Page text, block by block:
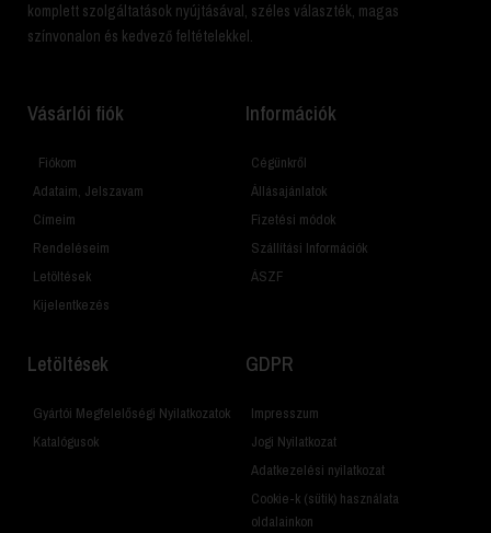
komplett szolgáltatások nyújtásával, széles választék, magas
színvonalon és kedvező feltételekkel.
Vásárlói fiók
Fiókom
Adataim, Jelszavam
Címeim
Rendeléseim
Letöltések
Kijelentkezés
Információk
Cégünkről
Állásajánlatok
Fizetési módok
Szállítási Információk
ÁSZF
Letöltések
Gyártói Megfelelőségi Nyilatkozatok
Katalógusok
GDPR
Impresszum
Jogi Nyilatkozat
Adatkezelési nyilatkozat
Cookie-k (sütik) használata
oldalainkon